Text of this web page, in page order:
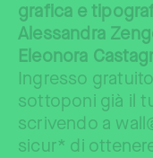
grafica e
Alessandra
Eleonora
Ingresso
sottoponi già il
scrivendo a
sicur* di